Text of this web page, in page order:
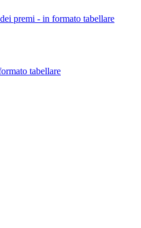
premi - in formato tabellare
tabellare